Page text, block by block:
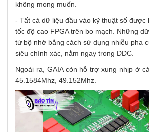
không mong muốn.
- Tất cả dữ liệu đầu vào kỹ thuật số được
tốc độ cao FPGA trên bo mạch. Những
từ bộ nhớ bằng cách sử dụng nhiễu pha
siêu chính xác, nằm ngay trong DDC.
Ngoài ra, GAIA còn hỗ trợ xung nhịp ở
45.1584Mhz, 49.152Mhz.